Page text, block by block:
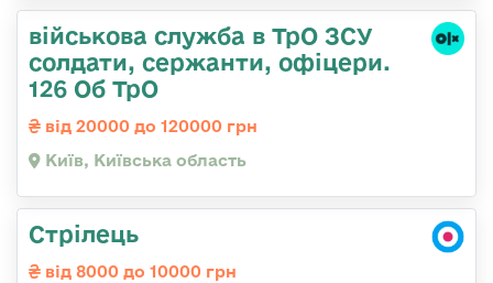
військова служба в ТрО ЗСУ
солдати, сержанти, офіцери.
126 Об ТрО
від 20000 до 120000 грн
Київ, Київська область
Стрілець
від 8000 до 10000 грн